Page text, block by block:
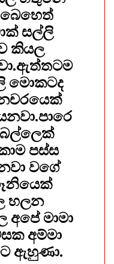
බෙහෙත්
සල්ලි
කියල
මොකටද
පස්ස
වගේ
හලන
මාමා
අම්මා
ඇහුණා.